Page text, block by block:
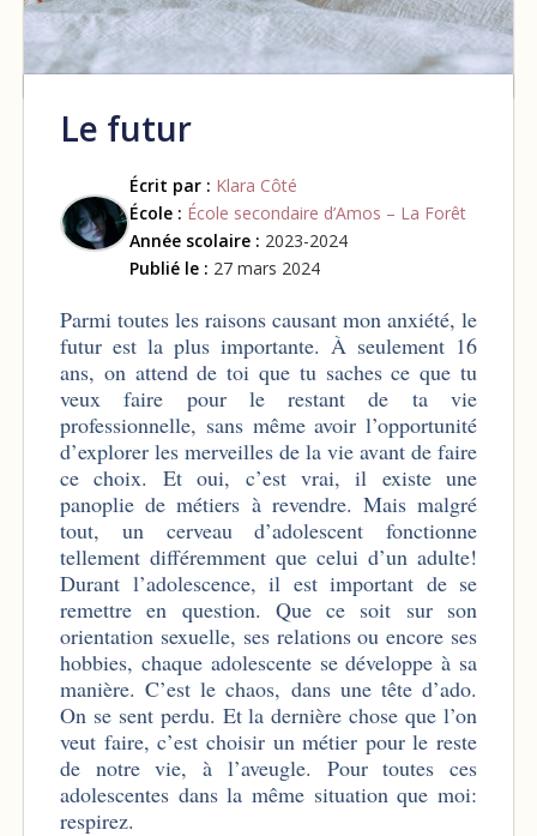
Le futur
Écrit par : Klara Côté
École : École secondaire d’Amos – La Forêt
Année scolaire : 2023-2024
Publié le : 27 mars 2024
Parmi toutes les raisons causant mon anxiété, le
futur est la plus importante. À seulement 16
ans, on attend de toi que tu saches ce que tu
veux faire pour le restant de ta vie
professionnelle, sans même avoir l’opportunité
d’explorer les merveilles de la vie avant de faire
ce choix. Et oui, c’est vrai, il existe une
panoplie de métiers à revendre. Mais malgré
tout, un cerveau d’adolescent fonctionne
tellement différemment que celui d’un adulte!
Durant l’adolescence, il est important de se
remettre en question. Que ce soit sur son
orientation sexuelle, ses relations ou encore ses
hobbies, chaque adolescente se développe à sa
manière. C’est le chaos, dans une tête d’ado.
On se sent perdu. Et la dernière chose que l’on
veut faire, c’est choisir un métier pour le reste
de notre vie, à l’aveugle. Pour toutes ces
adolescentes dans la même situation que moi:
respirez.